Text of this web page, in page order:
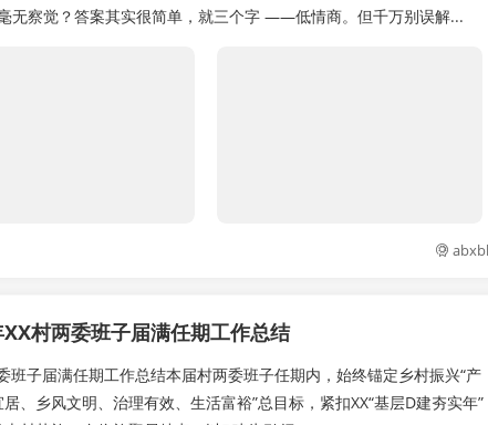
无察觉？答案其实很简单，就三个字 ——低情商。但千万别误解...
村两委班子届满任期工作总结
班子届满任期工作总结本届村两委班子任期内，始终锚定乡村振兴“产
、乡风文明、治理有效、生活富裕”总目标，紧扣XX“基层D建夯实年”